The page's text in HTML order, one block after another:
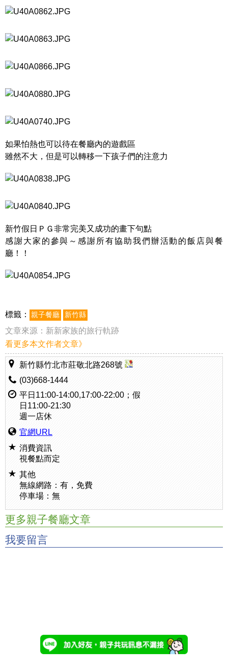
如果怕熱也可以待在餐廳內的遊戲區
雖然不大，但是可以轉移一下孩子們的注意力
新竹假日ＰＧ非常完美又成功的畫下句點
感謝大家的參與～感謝所有協助我們辦活動的飯店與餐
廳！！
標籤： 親子餐廳 新竹縣
文章來源： 新新家族的旅行軌跡
看更多本文作者文章》
新竹縣竹北市莊敬北路268號
(03)668-1444
平日11:00-14:00,17:00-22:00；假
日11:00-21:30
週一店休
官網URL
消費資訊
視餐點而定
其他
無線網路：有，免費
停車場：無
更多親子餐廳文章
我要留言